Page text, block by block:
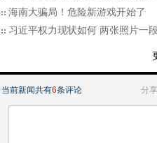
海南大骗局！危险新游戏开始了
习近平权力现状如何 两张照片一
当前新闻共有6条评论 分